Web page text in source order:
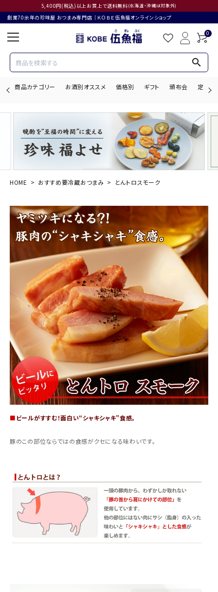
5,400円(税込)以上お買上で送料無料(北海道・沖縄は対象外)
創業70余年の珍味屋 おつまみ専門店│ＫＯＢＥ伍魚福オンラインショップ
0
search
商品カテゴリー お酒別オススメ 価格別 ギフト 頒布会 定期購
search
商品カテゴリー
お問い合わせ
ご利用ガイド
直営店
HOME おすすめ要冷蔵おつまみ とんトロスモーク
■ ビールがすすむ！面白い“シャキシャキ”食感。
豚のこの部位ならではの食感がクセになる味わいです。